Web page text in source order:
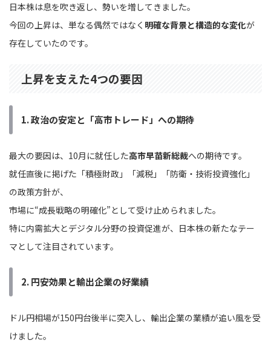
日本株は息を吹き返し、勢いを増してきました。
今回の上昇は、単なる偶然ではなく 明確な背景と構造的な変化が
存在していたのです。
上昇を支えた4つの要因
1. 政治の安定と「高市トレード」への期待
最大の要因は、10月に就任した高市早苗新総裁への期待です。
就任直後に掲げた「積極財政」「減税」「防衛・技術投資強化」
の政策方針が、
市場に“成長戦略の明確化”として受け止められました。
特に内需拡大とデジタル分野の投資促進が、日本株の新たなテー
マとして注目されています。
2. 円安効果と輸出企業の好業績
ドル円相場が150円台後半に突入し、輸出企業の業績が追い風を受
けました。